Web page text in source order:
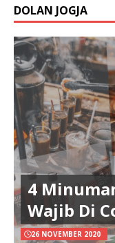
DOLAN JOGJA
4
Wajib Di
26 NOVEMBER 2020